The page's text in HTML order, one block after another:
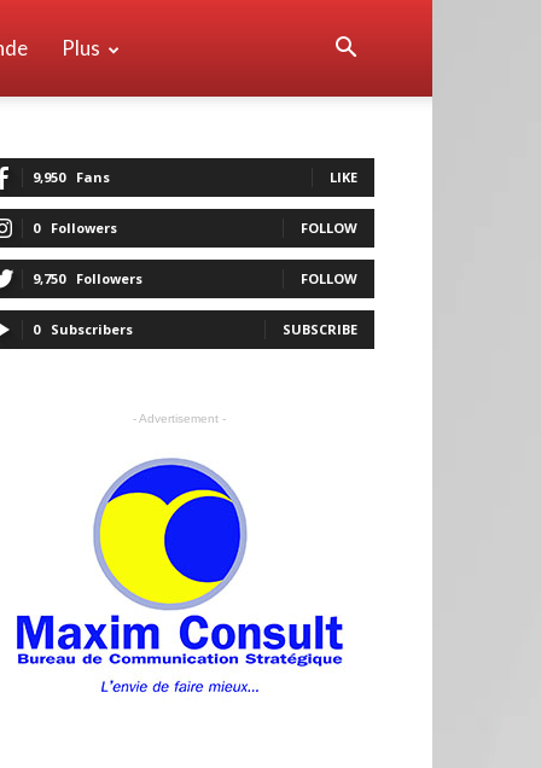
Plus
9,950 Fans LIKE
0 Followers FOLLOW
9,750 Followers FOLLOW
0 Subscribers SUBSCRIBE
- Advertisement -